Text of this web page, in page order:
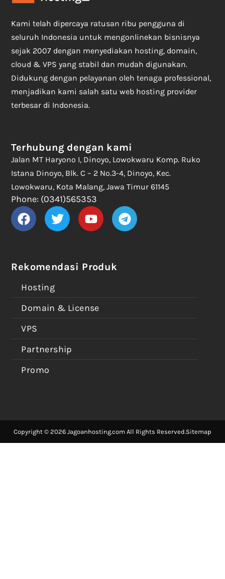
Kami telah dipercaya ratusan ribu pengguna di
seluruh Indonesia untuk mengonlinekan bisnisnya
sejak 2007 dengan menyediakan hosting, domain,
cloud & VPS yang stabil dan mudah digunakan.
Didukung dengan pelayanan oleh tenaga professional,
menjadikan kami salah satu web hosting provider
terbesar di Indonesia.
Rekomendasi Produk
Hosting
Domain & License
VPS
Partnership
Promo
Terhubung dengan kami
Jalan MT Haryono I, Dinoyo, Lowokwaru Komp. Ruko
Istana Dinoyo, Blk. C – 2 No.3-4, Dinoyo, Kec.
Lowokwaru, Kota Malang, Jawa Timur 61145
Phone: (0341)565353
Copyright © 2026 Jagoanhosting.com All Rights Reserved.Sitemap